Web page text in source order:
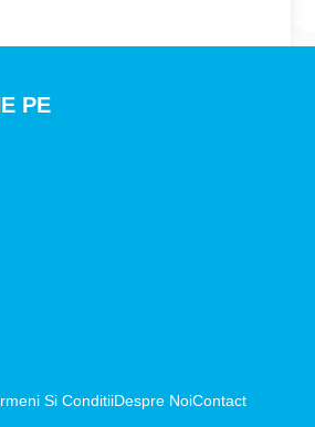
PE
Si ConditiiDespre NoiContact